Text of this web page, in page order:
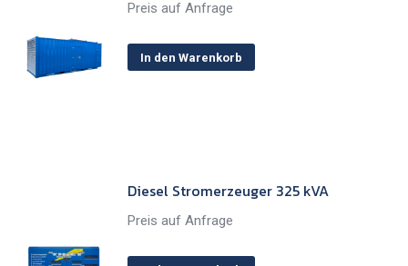
Preis auf Anfrage
In den Warenkorb
Diesel Stromerzeuger 325 kVA
Preis auf Anfrage